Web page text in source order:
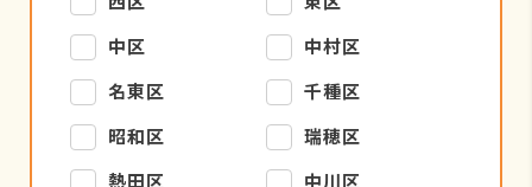
中区
中村区
名東区
千種区
昭和区
瑞穂区
熱田区
中川区